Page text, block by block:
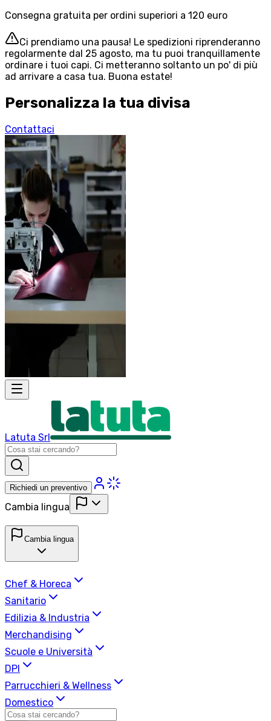
Consegna gratuita per ordini superiori a 120 euro
Ci prendiamo una pausa! Le spedizioni riprenderanno
regolarmente dal 25 agosto, ma tu puoi tranquillamente
ordinare i tuoi capi. Ci metteranno soltanto un po' di più
ad arrivare a casa tua. Buona estate!
Personalizza la tua divisa
Contattaci
Latuta Srl
Richiedi un preventivo
Cambia lingua
Cambia lingua
Chef & Horeca
Sanitario
Edilizia & Industria
Merchandising
Scuole e Università
DPI
Parrucchieri & Wellness
Domestico